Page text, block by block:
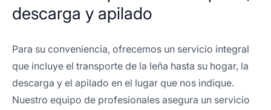
descarga y apilado
Para su conveniencia, ofrecemos un servicio integral
que incluye el transporte de la leña hasta su hogar, la
descarga y el apilado en el lugar que nos indique.
Nuestro equipo de profesionales asegura un servicio